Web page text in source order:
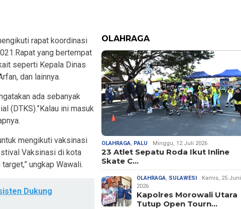
rapat koordinasi
yang bertempat
seperti Kepala Dinas
dan lainnya.
ada sebanyak
(DTKS).”Kalau ini masuk
mengikuti vaksinasi
Vaksinasi di kota
ungkap Wawali.
Dukung
OLAHRAGA
OLAHRAGA PALU Minggu, 12 Juli 2026
23 Atlet Sepatu Roda Ikut Inline
Skate C…
OLAHRAGA SULAWESI
Kamis, 25 Juni
2026
Kapolres Morowali Utara
Tutup Open Tourn…